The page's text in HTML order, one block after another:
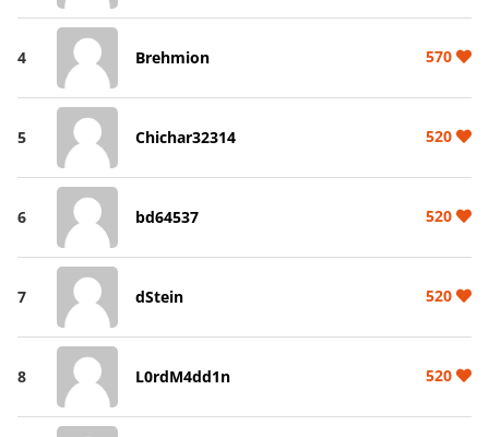
4 Brehmion 570
5 Chichar32314 520
6 bd64537 520
7 dStein 520
8 L0rdM4dd1n 520